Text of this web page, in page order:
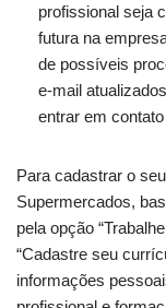
profissional seja
futura na
de possíveis
e-mail
entrar em
Para cadastrar o
Supermercados,
pela opção
“Cadastre seu
informações